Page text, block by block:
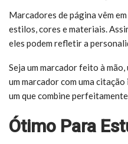
Marcadores de página vêm
estilos, cores e materiais.
eles podem refletir a
Seja um marcador feito à
um marcador com uma
um que combine
Ótimo Para